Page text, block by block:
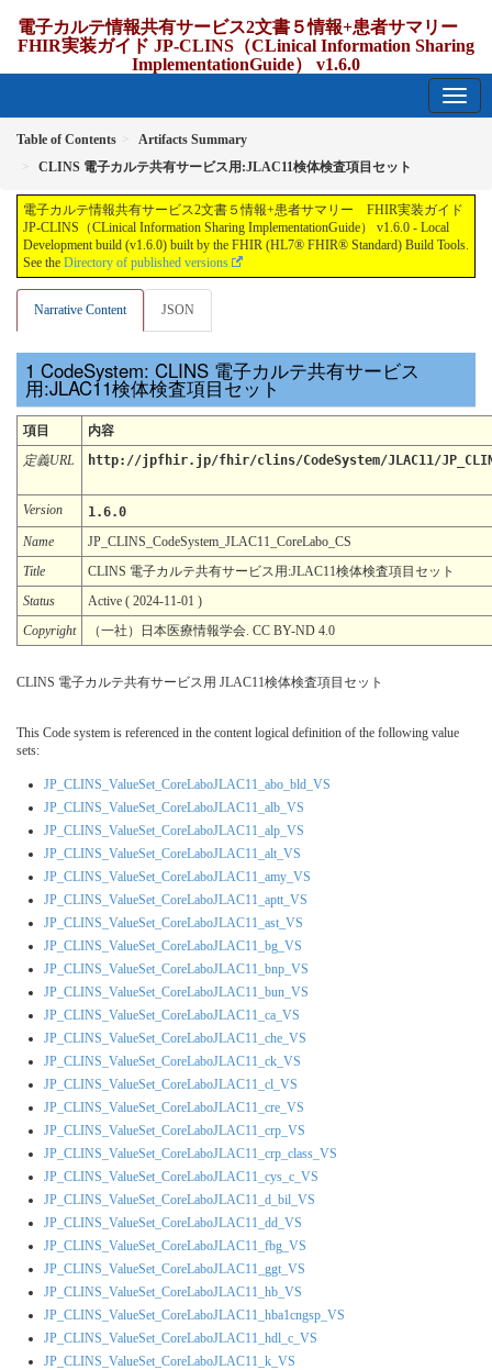
電子カルテ情報共有サービス2文書５情報+患者サマリー
FHIR実装ガイド JP-CLINS（CLinical Information Sharing
ImplementationGuide） v1.6.0
Table of Contents
Artifacts Summary
CLINS 電子カルテ共有サービス用:JLAC11検体検査項目セット
電子カルテ情報共有サービス2文書５情報+患者サマリー FHIR実装ガイド
JP-CLINS（CLinical Information Sharing ImplementationGuide） v1.6.0 - Local
Development build (v1.6.0) built by the FHIR (HL7® FHIR® Standard) Build Tools.
See the Directory of published versions
Narrative Content JSON
CodeSystem: CLINS 電子カルテ共有サービス
用:JLAC11検体検査項目セット
項目
内容
定義URL
http://jpfhir.jp/fhir/clins/CodeSystem/JLAC11/
Version
1.6.0
Name
JP_CLINS_CodeSystem_JLAC11_CoreLabo_CS
Title
CLINS 電子カルテ共有サービス用:JLAC11検体検査項目セット
Status
Active ( 2024-11-01 )
Copyright
（一社）日本医療情報学会. CC BY-ND 4.0
CLINS 電子カルテ共有サービス用 JLAC11検体検査項目セット
This Code system is referenced in the content logical definition of the following value
sets:
JP_CLINS_ValueSet_CoreLaboJLAC11_abo_bld_VS
JP_CLINS_ValueSet_CoreLaboJLAC11_alb_VS
JP_CLINS_ValueSet_CoreLaboJLAC11_alp_VS
JP_CLINS_ValueSet_CoreLaboJLAC11_alt_VS
JP_CLINS_ValueSet_CoreLaboJLAC11_amy_VS
JP_CLINS_ValueSet_CoreLaboJLAC11_aptt_VS
JP_CLINS_ValueSet_CoreLaboJLAC11_ast_VS
JP_CLINS_ValueSet_CoreLaboJLAC11_bg_VS
JP_CLINS_ValueSet_CoreLaboJLAC11_bnp_VS
JP_CLINS_ValueSet_CoreLaboJLAC11_bun_VS
JP_CLINS_ValueSet_CoreLaboJLAC11_ca_VS
JP_CLINS_ValueSet_CoreLaboJLAC11_che_VS
JP_CLINS_ValueSet_CoreLaboJLAC11_ck_VS
JP_CLINS_ValueSet_CoreLaboJLAC11_cl_VS
JP_CLINS_ValueSet_CoreLaboJLAC11_cre_VS
JP_CLINS_ValueSet_CoreLaboJLAC11_crp_VS
JP_CLINS_ValueSet_CoreLaboJLAC11_crp_class_VS
JP_CLINS_ValueSet_CoreLaboJLAC11_cys_c_VS
JP_CLINS_ValueSet_CoreLaboJLAC11_d_bil_VS
JP_CLINS_ValueSet_CoreLaboJLAC11_dd_VS
JP_CLINS_ValueSet_CoreLaboJLAC11_fbg_VS
JP_CLINS_ValueSet_CoreLaboJLAC11_ggt_VS
JP_CLINS_ValueSet_CoreLaboJLAC11_hb_VS
JP_CLINS_ValueSet_CoreLaboJLAC11_hba1cngsp_VS
JP_CLINS_ValueSet_CoreLaboJLAC11_hdl_c_VS
JP_CLINS_ValueSet_CoreLaboJLAC11_k_VS